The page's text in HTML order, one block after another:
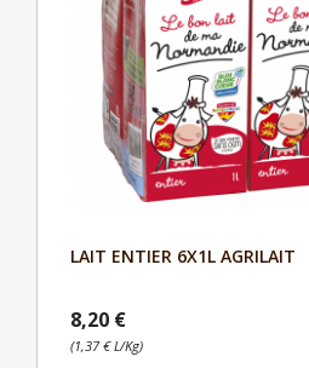
Aperçu
LAIT ENTIER 6X1L AGRILAIT
8,20 €
(1,37 € L/Kg)